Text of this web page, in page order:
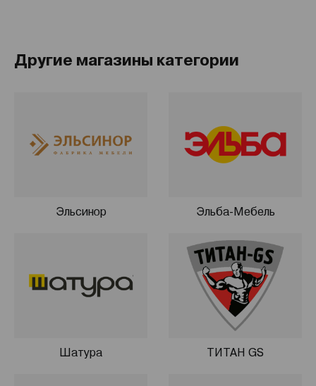
Другие магазины категории
Эльсинор Эльба-Мебель
Шатура ТИТАН GS